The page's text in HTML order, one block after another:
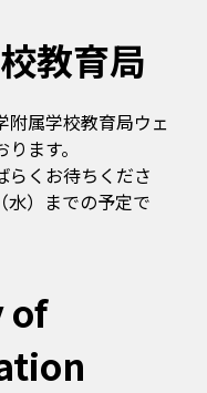
教育局
属学校教育局ウェ
ます。
らくお待ちくださ
水）までの予定で
of